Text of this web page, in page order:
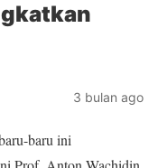
3 bulan ago
baru ini